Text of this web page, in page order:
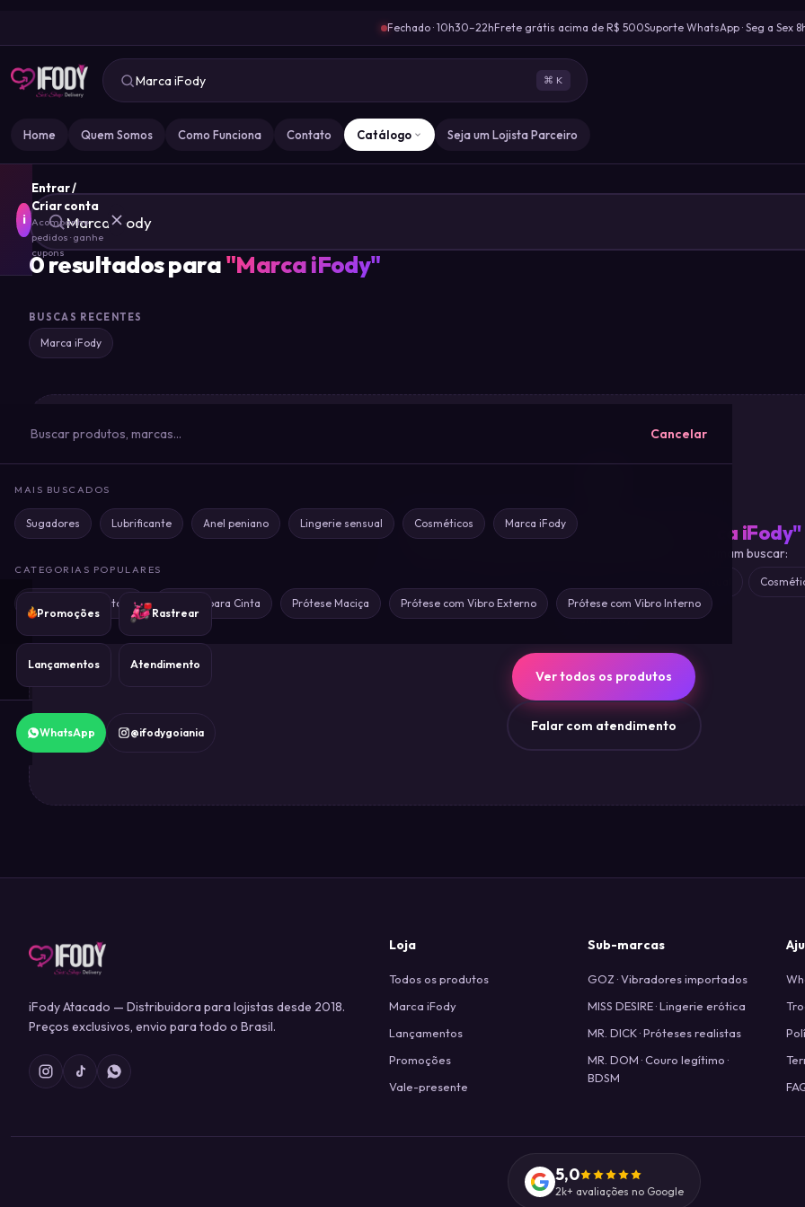
Fechado · 10h30–22hFrete grátis acima de R$ 500Suporte WhatsApp · Seg a Sex
⌘ K
Home Quem Somos Como Funciona Contato Catálogo Seja um Lojista Parceiro
i
Entrar /
Criar conta
Acompanhe
pedidos · ganhe
cupons
IFODY
MR.
DICK
MR.
0
Promoções Rastrear
Lançamentos Atendimento
WhatsApp @ifodygoiania
Cancelar
MAIS BUSCADOS
Sugadores Lubrificante Anel peniano Lingerie sensual Cosméticos Marca iFody
CATEGORIAS POPULARES
Prótese com Ventosa Prótese para Cinta Prótese Maciça Prótese com Vibro Externo Prótese com Vibro Interno
0resultados para"Marca iFody"
BUSCAS RECENTES
Marca iFody
Não encontramos nada para Marca iFody"
Tente termos mais genéricos ou explore o que costumam buscar:
Marca iFody
Ver todos os produtos
Falar com atendimento
iFody Atacado — Distribuidora para lojistas desde 2018.
Preços exclusivos, envio para todo o Brasil.
Loja
Todos os produtos
Marca iFody
Lançamentos
Promoções
Vale-presente
Sub-marcas
GOZ · Vibradores importados
MISS DESIRE · Lingerie erótica
MR. DICK · Próteses realistas
MR. DOM · Couro legítimo ·
BDSM
5,0
2k+ avaliações no Google